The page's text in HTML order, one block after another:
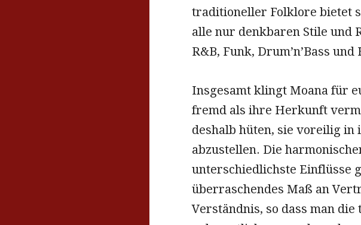
traditioneller Folklore bietet
alle nur denkbaren Stile und
R&B, Funk, Drum’n’Bass und
Insgesamt klingt Moana für
fremd als ihre Herkunft
deshalb hüten, sie voreilig
abzustellen. Die
unterschiedlichste Einflüsse
überraschendes Maß an
Verständnis, so dass man